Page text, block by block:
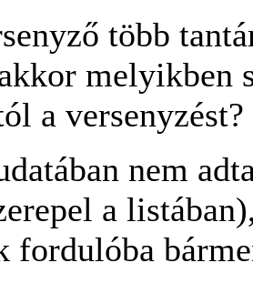
több
melyikben
a versenyzést?
nem
a
fordulóba